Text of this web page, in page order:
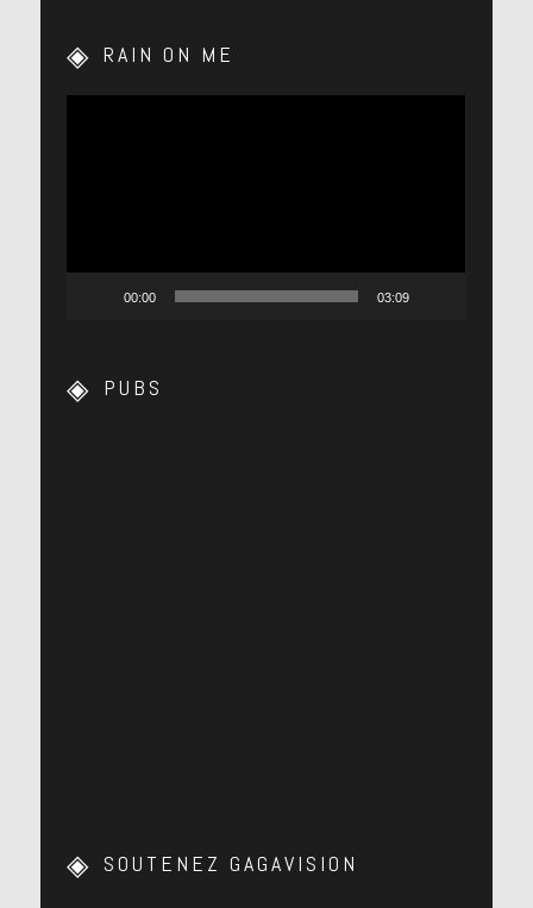
RAIN ON ME
00:00 03:09
PUBS
SOUTENEZ GAGAVISION